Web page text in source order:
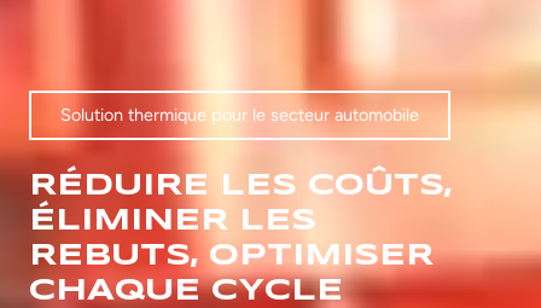
Solution thermique pour le secteur automobile
RÉDUIRE LES COÛTS,
ÉLIMINER LES
REBUTS, OPTIMISER
CHAQUE CYCLE